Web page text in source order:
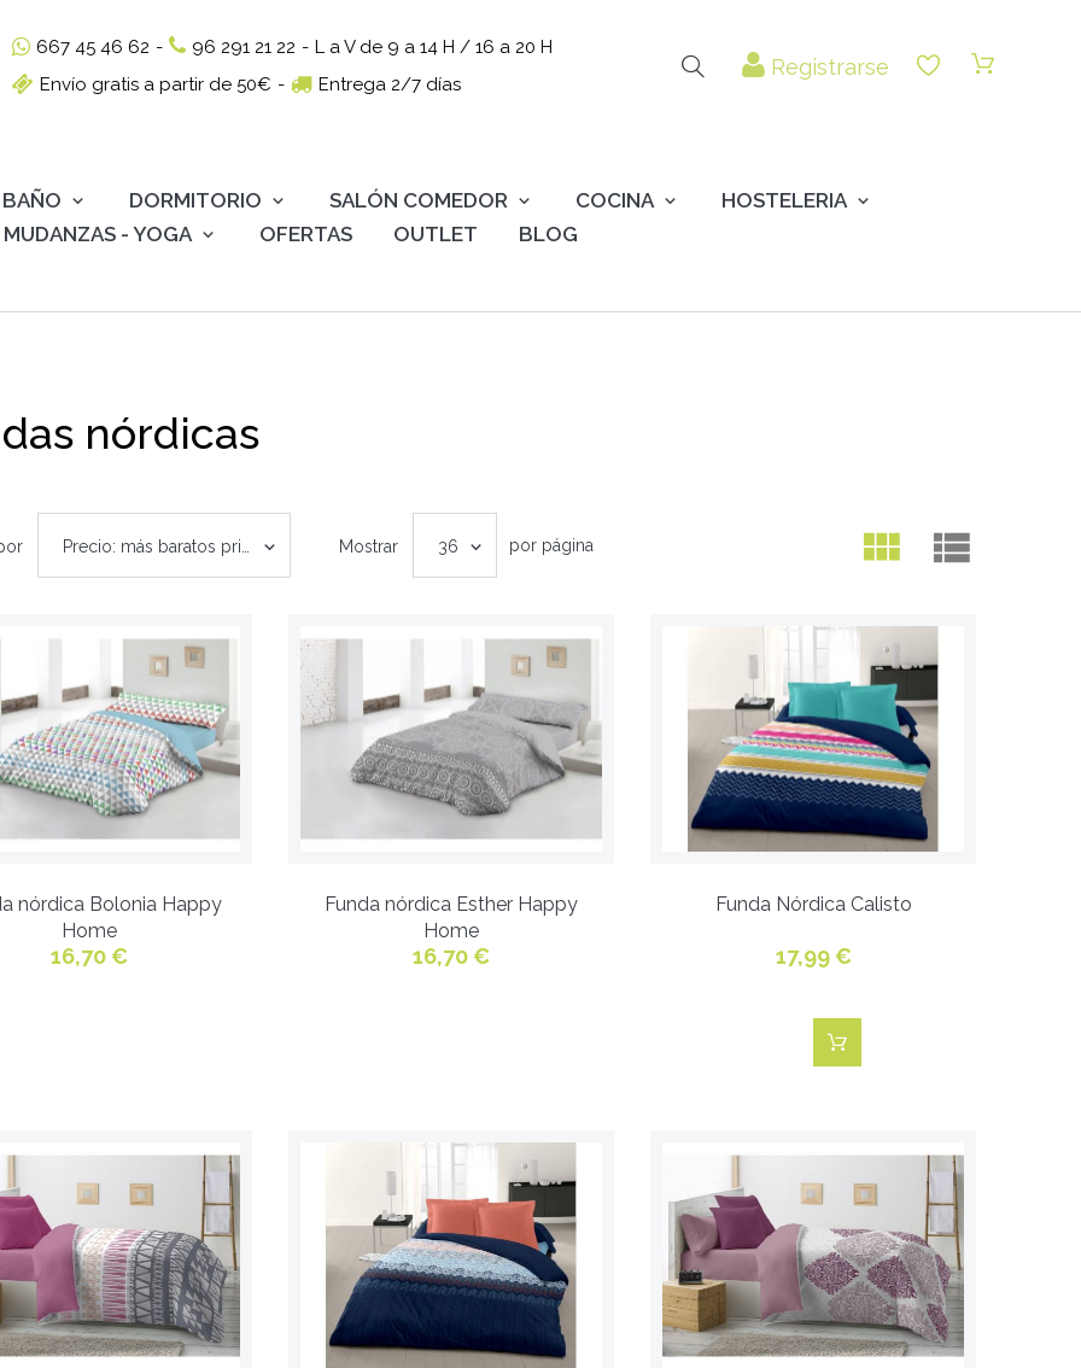
667 45 46 62 - 96 291 21 22 - L a V de 9 a 14 H / 16 a 20 H
Envío gratis a partir de 50€ - Entrega 2/7 días
Registrarse
BAÑO DORMITORIO SALÓN COMEDOR COCINA
HOSTELERIA
MUDANZAS - YOGA
OFERTAS OUTLET BLOG
nórdicas
Mostrar 36 por página
nórdica Bolonia Happy
Home
16,70 €
Funda nórdica Esther Happy
Home
16,70 €
Funda Nórdica Calisto
17,99 €